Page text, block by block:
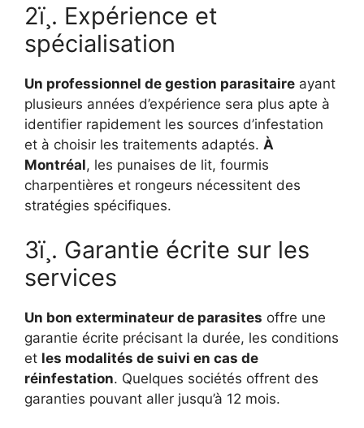
2ï¸. Expérience et
spécialisation
Un professionnel de gestion parasitaire ayant
plusieurs années d’expérience sera plus apte à
identifier rapidement les sources d’infestation
et à choisir les traitements adaptés. À
Montréal, les punaises de lit, fourmis
charpentières et rongeurs nécessitent des
stratégies spécifiques.
3ï¸. Garantie écrite sur les
services
Un bon exterminateur de parasites offre une
garantie écrite précisant la durée, les conditions
et les modalités de suivi en cas de
réinfestation. Quelques sociétés offrent des
garanties pouvant aller jusqu’à 12 mois.